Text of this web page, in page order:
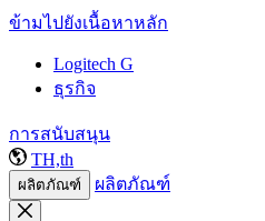
ข้ามไปยังเนื้อหาหลัก
Logitech G
ธุรกิจ
การสนับสนุน
TH,th
ผลิตภัณฑ์ ผลิตภัณฑ์